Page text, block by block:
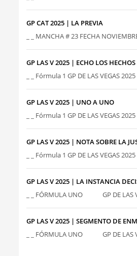
GP CAT 2025 | LA PREVIA
_ _ MANCHA # 23 FECHA
GP LAS V 2025 | ECHO LOS HECHOS
_ _ Fórmula 1 GP DE LAS VEGAS
GP LAS V 2025 | UNO A UNO
_ _ Fórmula 1 GP DE LAS VEGAS
GP LAS V 2025 | NOTA SOBRE LA
_ _ Fórmula 1 GP DE LAS VEGAS
GP LAS V 2025 | LA INSTANCIA
_ _ FÓRMULA UNO GP DE LAS
GP LAS V 2025 | SEGMENTO DE
_ _ FÓRMULA UNO GP DE LAS